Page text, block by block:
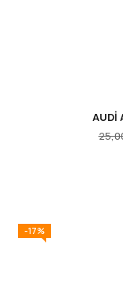
AUDİ
-17%